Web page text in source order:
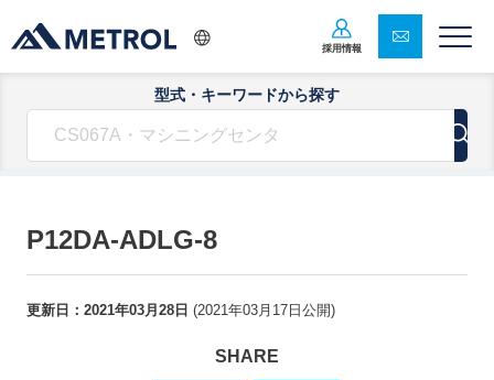
採用情報
型式・キーワードから探す
P12DA-ADLG-8
更新日： 2021年03月28日 (2021年03月17日 公開)
SHARE